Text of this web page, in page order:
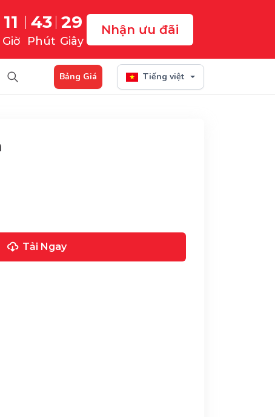
11
Giờ
43
Phút
28
Giây
Nhận ưu đãi
Bảng Giá Tiếng việt
Tải Ngay